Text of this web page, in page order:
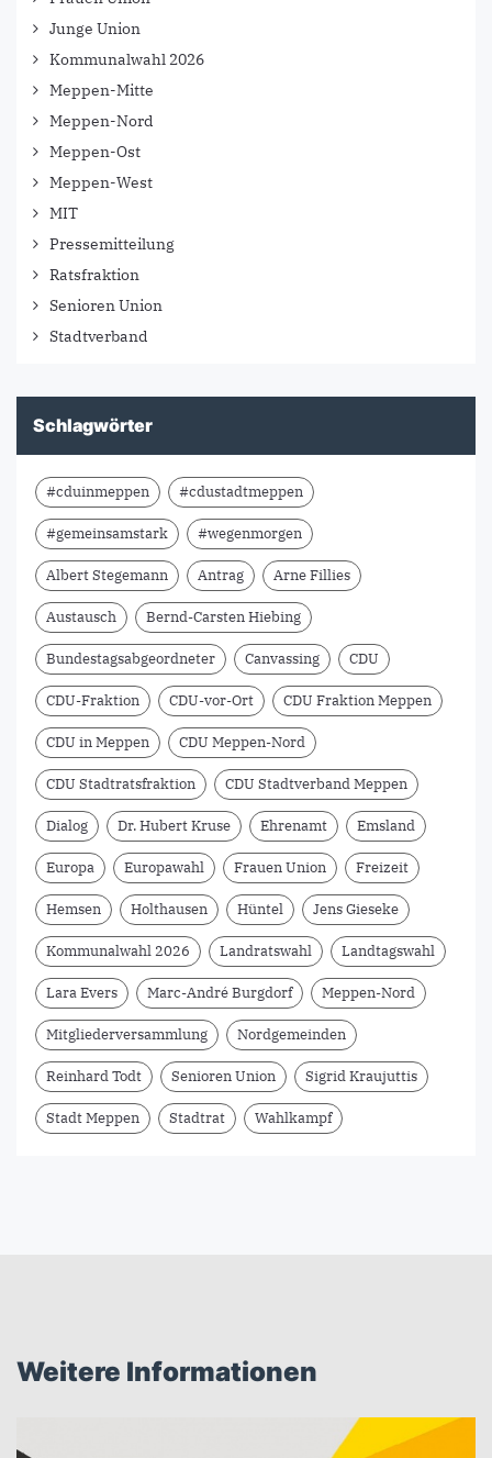
Junge Union
Kommunalwahl 2026
Meppen-Mitte
Meppen-Nord
Meppen-Ost
Meppen-West
MIT
Pressemitteilung
Ratsfraktion
Senioren Union
Stadtverband
Schlagwörter
#cduinmeppen #cdustadtmeppen
#gemeinsamstark #wegenmorgen
Albert Stegemann Antrag Arne Fillies
Austausch Bernd-Carsten Hiebing
Bundestagsabgeordneter Canvassing CDU
CDU-Fraktion CDU-vor-Ort CDU Fraktion Meppen
CDU in Meppen CDU Meppen-Nord
CDU Stadtratsfraktion CDU Stadtverband Meppen
Dialog Dr. Hubert Kruse Ehrenamt Emsland
Europa Europawahl Frauen Union Freizeit
Hemsen Holthausen Hüntel Jens Gieseke
Kommunalwahl 2026 Landratswahl Landtagswahl
Lara Evers Marc-André Burgdorf Meppen-Nord
Mitgliederversammlung Nordgemeinden
Reinhard Todt Senioren Union Sigrid Kraujuttis
Stadt Meppen Stadtrat Wahlkampf
Weitere Informationen